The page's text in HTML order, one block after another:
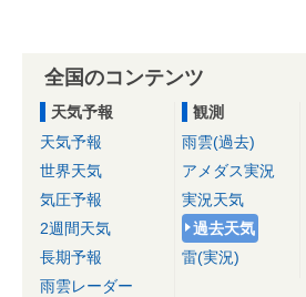
全国のコンテンツ
天気予報
天気予報
世界天気
気圧予報
2週間天気
長期予報
雨雲レーダー
観測
雨雲(過去)
アメダス実況
実況天気
過去天気
雷(実況)